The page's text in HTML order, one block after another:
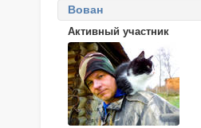
Вован
Активный участник